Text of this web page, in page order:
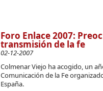
Foro Enlace 2007:
transmisión de la fe
02-12-2007
Colmenar Viejo ha acogido, un
Comunicación de la Fe
España.